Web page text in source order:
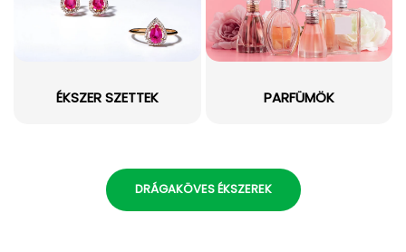
ÉKSZER SZETTEK PARFÜMÖK
DRÁGAKÖVES ÉKSZEREK